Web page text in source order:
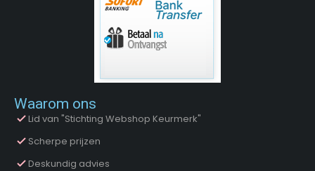
Waarom ons
Lid van "Stichting Webshop Keurmerk"
Scherpe prijzen
Deskundig advies